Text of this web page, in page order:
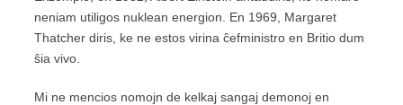
neniam utiligos nuklean energion. En 1969, Margaret
Thatcher diris, ke ne estos virina ĉefministro en Britio dum
ŝia vivo.
Mi ne mencios nomojn de kelkaj sangaj demonoj en